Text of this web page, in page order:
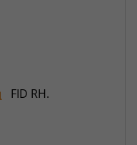
FID RH.